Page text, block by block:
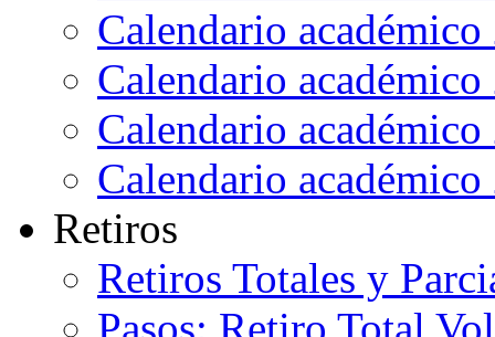
Calendario académico
Calendario académico
Calendario académico
Calendario académico
Retiros
Retiros Totales y